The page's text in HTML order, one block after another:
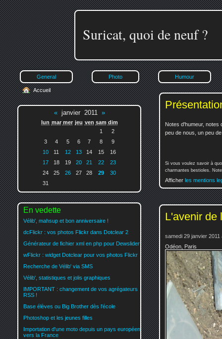
Suricat, quoi de neuf ?
General Photo Humour
Notes d'humeur, notes
peu de nous, un peu
Si vous voulez savoir à
charmantes bestioles.
Afficher les mentions
L'avenir de
samedi 29 janvier 2011
Odéon, Paris
Accueil
«janvier 2011 »
lun mar mer jeu ven sam dim
1
2
3
4 5 6 7 8
9
10
11 12 13 14 15
16
17
18 19 20 21 22
23
24
25 26 27 28 29
30
31
En vedette
Vélib', mahsup et bon anniversaire !
dcFlickr : vos photos Flickr dans Dotclear 2
Générateur de fichier xml en php pour Dewslider
wFlickr : widget Dotclear pour vos photos Flickr
Recherche de Vélib' via SMS
Vélib', statistiques et jolis graphiques
IMPORTANT : changement de vos agrégateurs
RSS !
Base élèves ou Big Brother dès l'école
Photoshop et les jeunes filles
Importation d'une moto depuis un pays européen
vers la France